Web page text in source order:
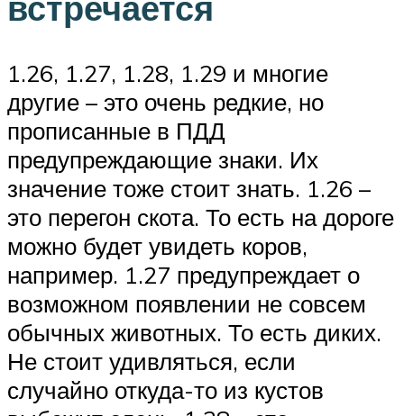
1.26, 1.27, 1.28, 1.29 и многие
другие – это очень редкие, но
прописанные в ПДД
предупреждающие знаки. Их
значение тоже стоит знать. 1.26 –
это перегон скота. То есть на дороге
можно будет увидеть коров,
например. 1.27 предупреждает о
возможном появлении не совсем
обычных животных. То есть диких.
Не стоит удивляться, если
случайно откуда-то из кустов